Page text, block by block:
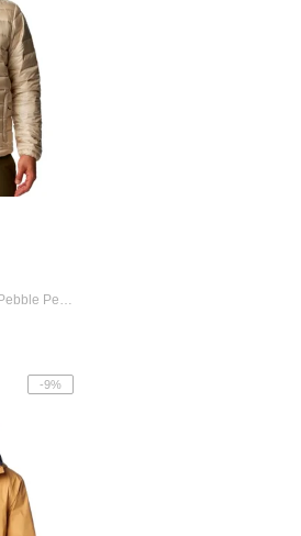
Jaqueta Columbia Down Pebble Peak Bege Masculino
-9%